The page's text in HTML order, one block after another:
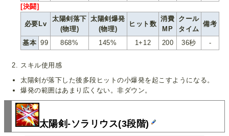
[決闘]
必要Lv
太陽剣落下
(物理)
太陽剣爆発
(物理)
ヒット数
消費
MP
クール
タイム
備考
基本 99 868% 145% 1+12 200 36秒 -
スキル使用感
太陽剣が落下した後多段ヒットの小爆発を起こすようになる。
爆発の範囲はあまり広くない。非ダウン。
太陽剣-ソラリウス(3段階)